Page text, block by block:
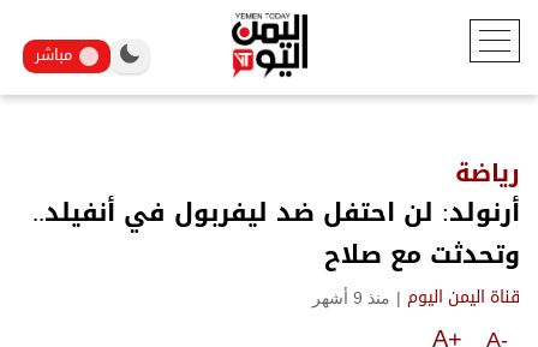
مباشر
رياضة
أرنولد: لن احتفل ضد ليفربول في أنفيلد..
وتحدثت مع صلاح
قناة اليمن اليوم | منذ 9 أشهر
A-
A+